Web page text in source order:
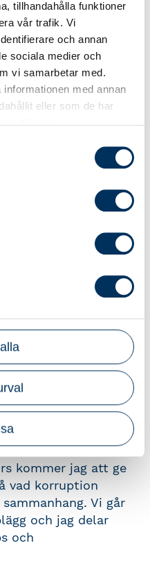
tillhandahålla funktioner
vår trafik. Vi
och annan
sociala medier och
vi samarbetar med.
med annan
eller som de har
annat ord för detta
och
affärsmässiga
allt grövre, med
och kopplingar till
vad korruption
som lyfts, och
område och det är
oberoende av
att förstå begreppen,
i vardagen,
agera proaktivt.
kommer jag att ge
vad korruption
Vi går
och jag delar
och